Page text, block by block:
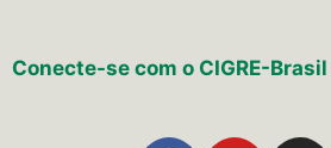
Conecte-se com o CIGRE-Brasil